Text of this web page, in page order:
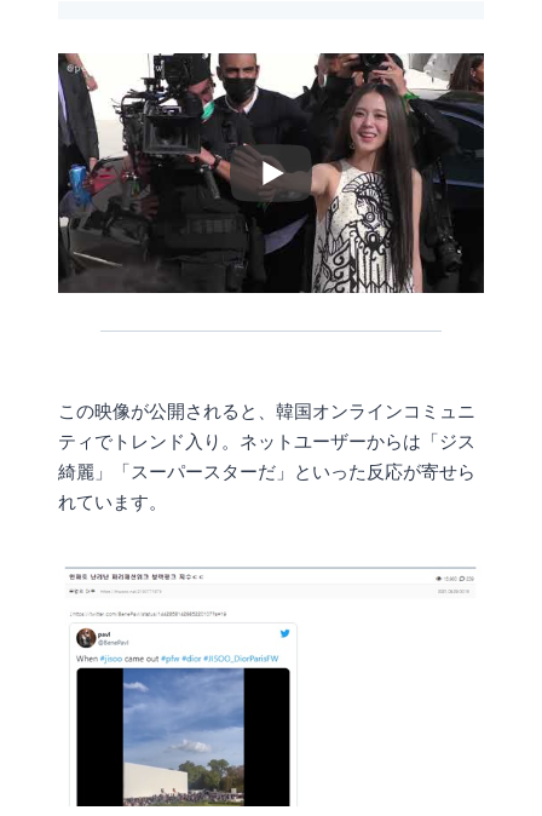
この映像が公開されると、韓国オンラインコミュニ
ティでトレンド入り。ネットユーザーからは「ジス
綺麗」「スーパースターだ」といった反応が寄せら
れています。